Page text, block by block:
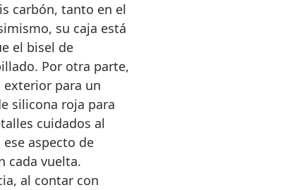
carbón, tanto en el
su caja está
el bisel de
Por otra parte,
para un
silicona roja para
cuidados al
aspecto de
cada vuelta.
al contar con